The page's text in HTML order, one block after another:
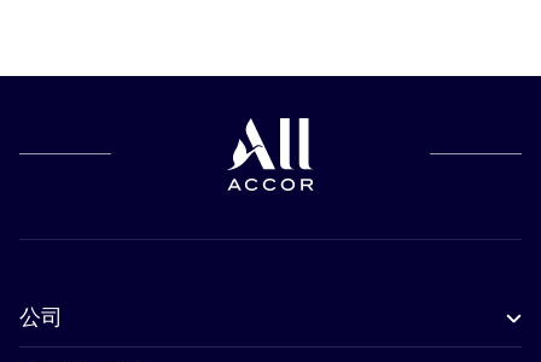
公司